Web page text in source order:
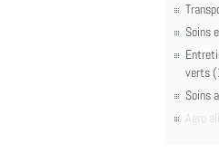
Soins
verts
Soins
Agro